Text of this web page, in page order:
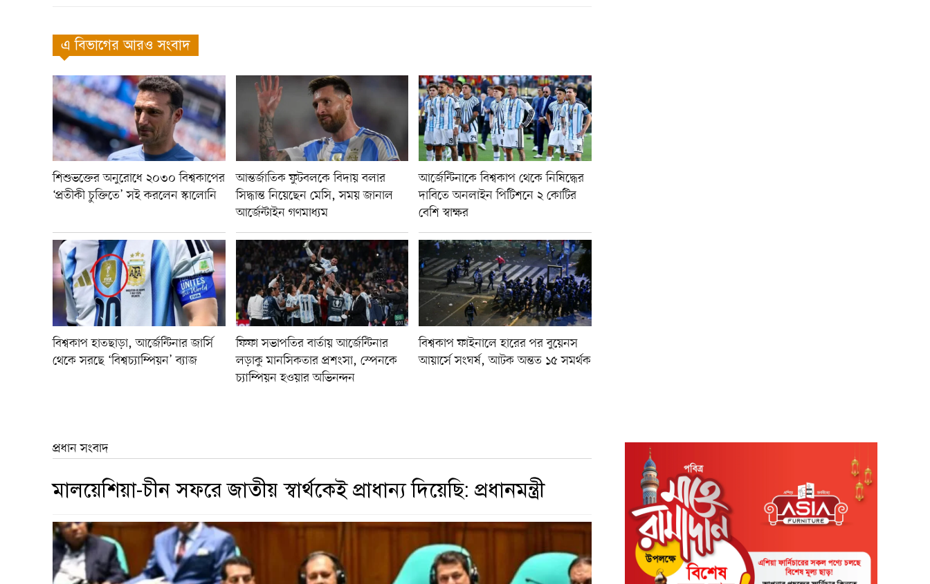
এ বিভাগের আরও সংবাদ
শিশুভক্তের অনুরোধে ২০৩০ বিশ্বকাপের
‘প্রতীকী চুক্তিতে’ সই করলেন স্কালোনি
আন্তর্জাতিক ফুটবলকে বিদায় বলার
সিদ্ধান্ত নিয়েছেন মেসি, সময় জানাল
আর্জেন্টাইন গণমাধ্যম
আর্জেন্টিনাকে বিশ্বকাপ থেকে নিষিদ্ধের
দাবিতে অনলাইন পিটিশনে ২ কোটির
বেশি স্বাক্ষর
বিশ্বকাপ হাতছাড়া, আর্জেন্টিনার জার্সি
থেকে সরছে ‘বিশ্বচ্যাম্পিয়ন’ ব্যাজ
ফিফা সভাপতির বার্তায় আর্জেন্টিনার
লড়াকু মানসিকতার প্রশংসা, স্পেনকে
চ্যাম্পিয়ন হওয়ার অভিনন্দন
বিশ্বকাপ ফাইনালে হারের পর বুয়েনস
আয়ার্সে সংঘর্ষ, আটক অন্তত ১৫ সমর্থক